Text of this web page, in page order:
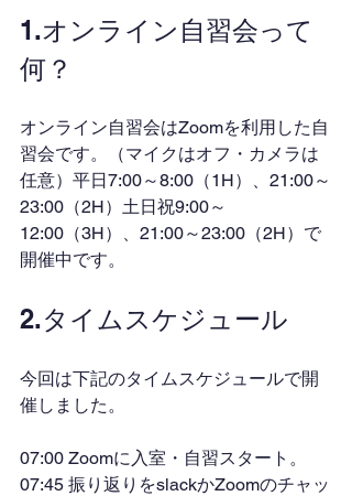
1.オンライン自習会って
何？
オンライン自習会はZoomを利用した自
習会です。（マイクはオフ・カメラは
任意）平日7:00～8:00（1H）、21:00～
23:00（2H）土日祝9:00～
12:00（3H）、21:00～23:00（2H）で
開催中です。
2.タイムスケジュール
今回は下記のタイムスケジュールで開
催しました。
07:00 Zoomに入室・自習スタート。
07:45 振り返りをslackかZoomのチャッ